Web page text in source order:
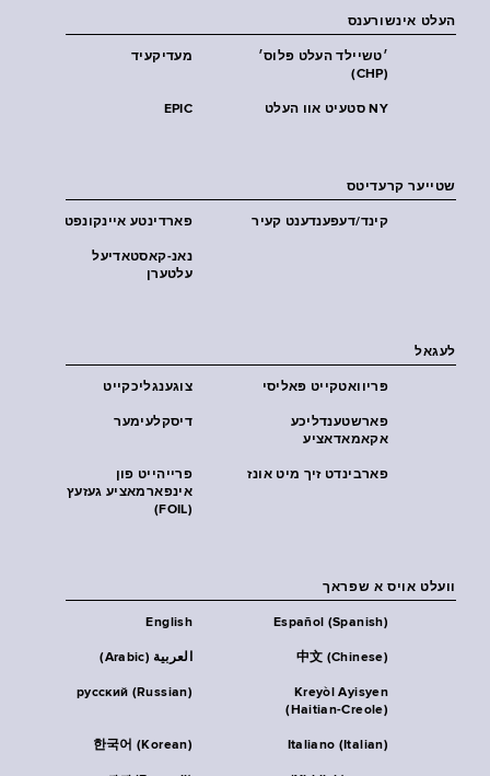
העלט אינשורענס
מעדיקעיד
׳טשיילד העלט פּלוס׳
(CHP)
EPIC NY סטעיט אוו העלט
שטייער קרעדיטס
פארדינטע איינקונפט קינד/דעפענדענט קעיר
נאנ-קאסטאדיעל
עלטערן
לעגאל
צוגענגליכקייט פּריוואטקייט פּאליסי
דיסקלעימער
פארשטענדליכע
אקאמאדאציע
פרייהייט פון
אינפארמאציע געזעץ
(FOIL)
פארבינדט זיך מיט אונז
וועלט אויס א שפראך
English Español (Spanish)
العربية (Arabic) 中文 (Chinese)
русский (Russian)
Kreyòl Ayisyen
(Haitian-Creole)
한국어 (Korean) Italiano (Italian)